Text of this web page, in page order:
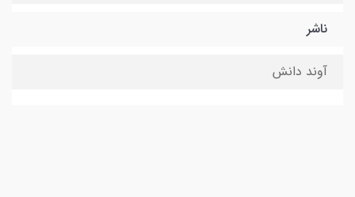
ناشر
آوند دانش